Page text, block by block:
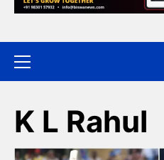
K L Rahul